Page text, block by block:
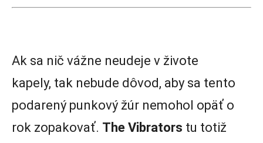
Ak sa nič vážne neudeje v živote
kapely, tak nebude dôvod, aby sa tento
podarený punkový žúr nemohol opäť o
rok zopakovať. The Vibrators tu totiž